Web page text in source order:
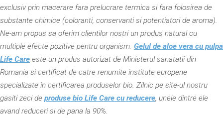
exclusiv prin macerare fara prelucrare termica si fara folosirea de
substante chimice (coloranti, conservanti si potentiatori de aroma).
Ne-am propus sa oferim clientilor nostri un produs natural cu
multiple efecte pozitive pentru organism. Gelul de aloe vera cu pulpa
Life Care este un produs autorizat de Ministerul sanatatii din
Romania si certificat de catre renumite institute europene
specializate in certificarea produselor bio. Zilnic pe site-ul nostru
gasiti zeci de produse bio Life Care cu reducere, unele dintre ele
avand reduceri si de pana la 90%.